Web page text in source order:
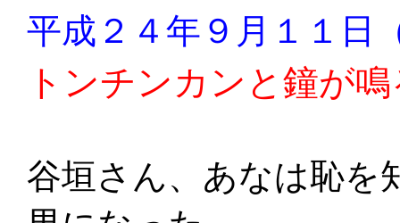
平成２４年９月１１日
トンチンカンと鐘が鳴
谷垣さん、あなは恥を